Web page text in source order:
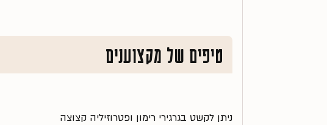
טיפים של מקצוענים
ניתן לקשט בגרגירי רימון ופטרוזיליה קצוצה